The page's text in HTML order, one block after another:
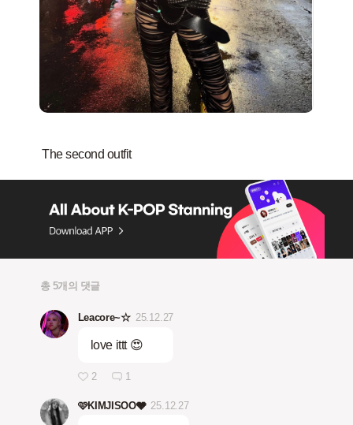
The second outfit
총 5개의 댓글
Leacore~☆ 25.12.27
love ittt 😍
2 1
🩷KIMJISOO🩶 25.12.27